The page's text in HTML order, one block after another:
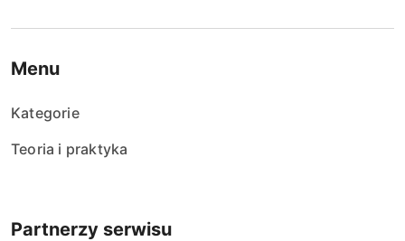
Menu
Kategorie
Teoria i praktyka
Partnerzy serwisu